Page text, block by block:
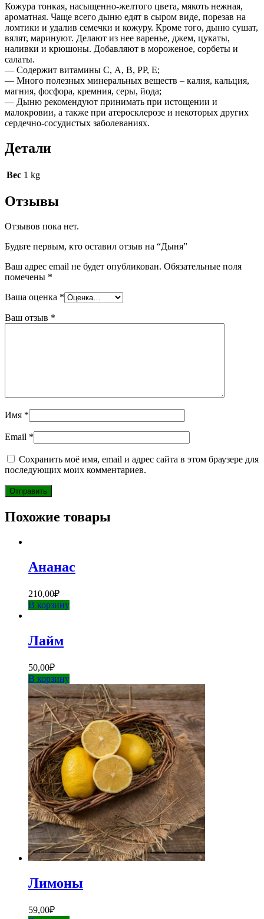
Кожура тонкая, насыщенно-желтого цвета, мякоть нежная,
ароматная. Чаще всего дыню едят в сыром виде, порезав на
ломтики и удалив семечки и кожуру. Кроме того, дыню сушат,
вялят, маринуют. Делают из нее варенье, джем, цукаты,
наливки и крюшоны. Добавляют в мороженое, сорбеты и
салаты.
— Содержит витамины С, А, В, РР, Е;
— Много полезных минеральных веществ – калия, кальция,
магния, фосфора, кремния, серы, йода;
— Дыню рекомендуют принимать при истощении и
малокровии, а также при атеросклерозе и некоторых других
сердечно-сосудистых заболеваниях.
Детали
Вес 1 kg
Отзывы
Отзывов пока нет.
Будьте первым, кто оставил отзыв на “Дыня”
Ваш адрес email не будет опубликован. Обязательные поля
помечены *
Ваша оценка *
Ваш отзыв *
Имя *
Email *
Сохранить моё имя, email и адрес сайта в этом браузере для
последующих моих комментариев.
Похожие товары
Ананас
210,00₽
В корзину
Лайм
50,00₽
В корзину
Лимоны
59,00₽